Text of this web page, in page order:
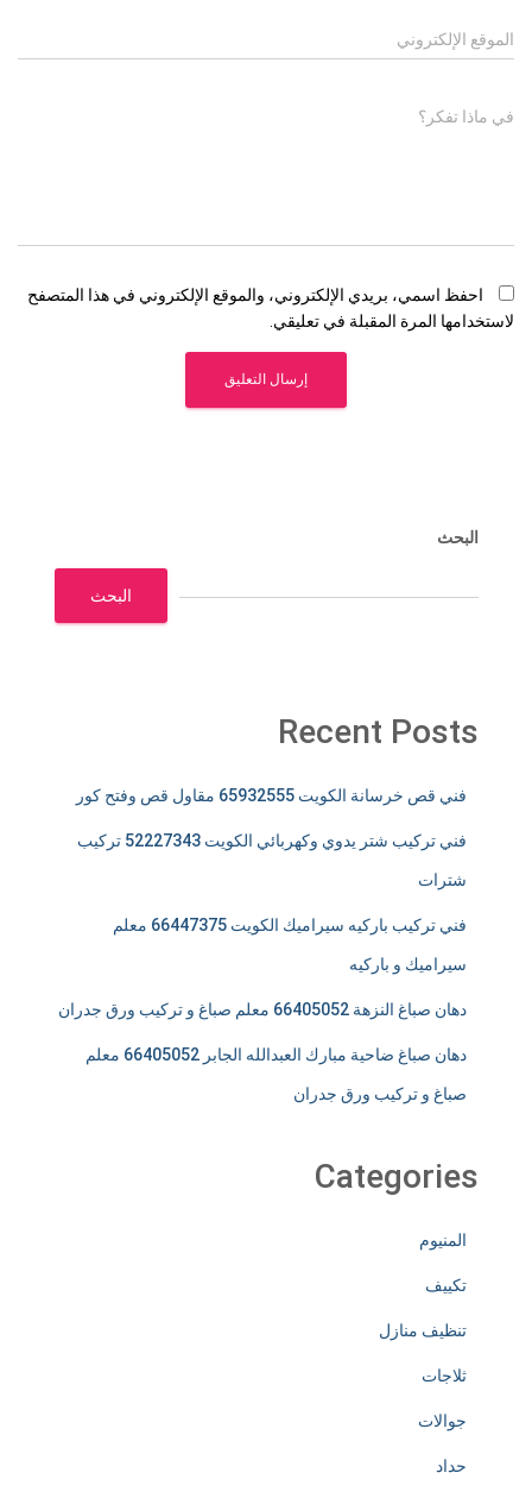
الموقع الإلكتروني
في ماذا تفكر؟
احفظ اسمي، بريدي الإلكتروني، والموقع الإلكتروني في هذا المتصفح
لاستخدامها المرة المقبلة في تعليقي.
البحث
البحث
Recent Posts
فني قص خرسانة الكويت 65932555 مقاول قص وفتح كور
فني تركيب شتر يدوي وكهربائي الكويت 52227343 تركيب
شترات
فني تركيب باركيه سيراميك الكويت 66447375 معلم
سيراميك و باركيه
دهان صباغ النزهة 66405052 معلم صباغ و تركيب ورق جدران
دهان صباغ ضاحية مبارك العبدالله الجابر 66405052 معلم
صباغ و تركيب ورق جدران
Categories
المنيوم
تكييف
تنظيف منازل
ثلاجات
جوالات
حداد